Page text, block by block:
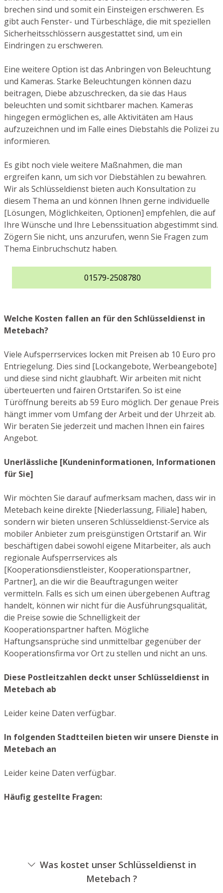
brechen sind und somit ein Einsteigen erschweren. Es
gibt auch Fenster- und Türbeschläge, die mit speziellen
Sicherheitsschlössern ausgestattet sind, um ein
Eindringen zu erschweren.
Eine weitere Option ist das Anbringen von Beleuchtung
und Kameras. Starke Beleuchtungen können dazu
beitragen, Diebe abzuschrecken, da sie das Haus
beleuchten und somit sichtbarer machen. Kameras
hingegen ermöglichen es, alle Aktivitäten am Haus
aufzuzeichnen und im Falle eines Diebstahls die Polizei zu
informieren.
Es gibt noch viele weitere Maßnahmen, die man
ergreifen kann, um sich vor Diebstählen zu bewahren.
Wir als Schlüsseldienst bieten auch Konsultation zu
diesem Thema an und können Ihnen gerne individuelle
[Lösungen, Möglichkeiten, Optionen] empfehlen, die auf
Ihre Wünsche und Ihre Lebenssituation abgestimmt sind.
Zögern Sie nicht, uns anzurufen, wenn Sie Fragen zum
Thema Einbruchschutz haben.
01579-2508780
Welche Kosten fallen an für den Schlüsseldienst in
Metebach?
Viele Aufsperrservices locken mit Preisen ab 10 Euro pro
Entriegelung. Dies sind [Lockangebote, Werbeangebote]
und diese sind nicht glaubhaft. Wir arbeiten mit nicht
überteuerten und fairen Ortstarifen. So ist eine
Türöffnung bereits ab 59 Euro möglich. Der genaue Preis
hängt immer vom Umfang der Arbeit und der Uhrzeit ab.
Wir beraten Sie jederzeit und machen Ihnen ein faires
Angebot.
Unerlässliche [Kundeninformationen, Informationen
für Sie]
Wir möchten Sie darauf aufmerksam machen, dass wir in
Metebach keine direkte [Niederlassung, Filiale] haben,
sondern wir bieten unseren Schlüsseldienst-Service als
mobiler Anbieter zum preisgünstigen Ortstarif an. Wir
beschäftigen dabei sowohl eigene Mitarbeiter, als auch
regionale Aufsperrservices als
[Kooperationsdienstleister, Kooperationspartner,
Partner], an die wir die Beauftragungen weiter
vermitteln. Falls es sich um einen übergebenen Auftrag
handelt, können wir nicht für die Ausführungsqualität,
die Preise sowie die Schnelligkeit der
Kooperationspartner haften. Mögliche
Haftungsansprüche sind unmittelbar gegenüber der
Kooperationsfirma vor Ort zu stellen und nicht an uns.
Diese Postleitzahlen deckt unser Schlüsseldienst in
Metebach ab
Leider keine Daten verfügbar.
In folgenden Stadtteilen bieten wir unsere Dienste in
Metebach an
Leider keine Daten verfügbar.
Häufig gestellte Fragen:
Was kostet unser Schlüsseldienst in
Metebach ?